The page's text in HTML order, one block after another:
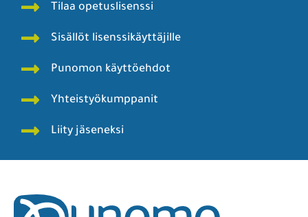
Tilaa opetuslisenssi
Sisällöt lisenssikäyttäjille
Punomon käyttöehdot
Yhteistyökumppanit
Liity jäseneksi